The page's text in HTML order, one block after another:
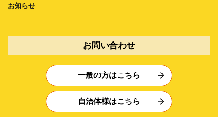
お知らせ
お問い合わせ
一般の方はこちら
自治体様はこちら